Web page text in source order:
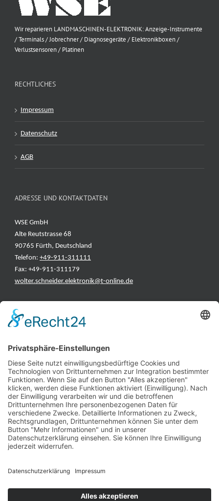
Wir reparieren LANDMASCHINEN-ELEKTRONIK: Anzeige-Instrumente
/ Terminals / Jobrechner / Diagnosegeräte / Elektronikboxen /
Verlustsensoren / Platinen
RECHTLICHES
Impressum
Datenschutz
AGB
ADRESSE UND KONTAKTDATEN
WSE GmbH
Alte Reutstrasse 68
90765 Fürth, Deutschland
Telefon: +49-911-311111
Fax: +49-911-311179
wolter.schneider.elektronik@t-online.de
INFORMATIONEN
Hersteller
Fehlerliste
Impressum
Datenschutzerklärung